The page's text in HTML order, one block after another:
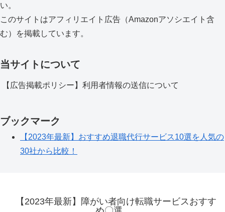
い。
このサイトはアフィリエイト広告（Amazonアソシエイト含
む）を掲載しています。
当サイトについて
【広告掲載ポリシー】利用者情報の送信について
ブックマーク
【2023年最新】おすすめ退職代行サービス10選を人気の
30社から比較！
【2023年最新】障がい者向け転職サービスおすす